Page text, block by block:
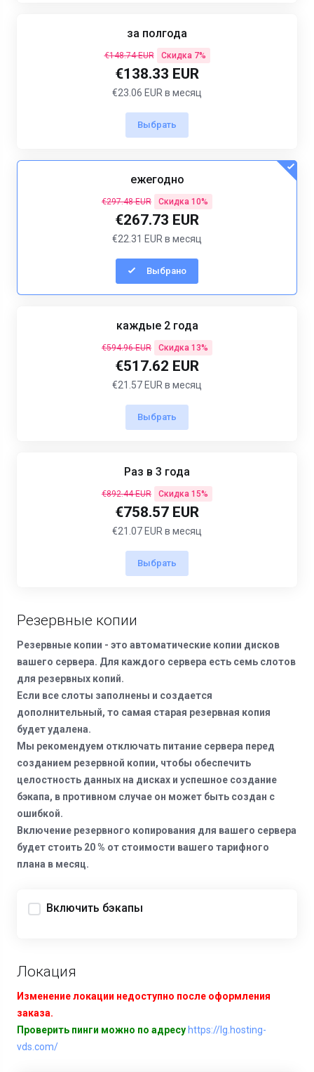
за полгода
€148.74 EUR Скидка 7%
€138.33 EUR
€23.06 EUR в месяц
Выбрать
ежегодно
€297.48 EUR Скидка 10%
€267.73 EUR
€22.31 EUR в месяц
Выбрано
каждые 2 года
€594.96 EUR Скидка 13%
€517.62 EUR
€21.57 EUR в месяц
Выбрать
Раз в 3 года
€892.44 EUR Скидка 15%
€758.57 EUR
€21.07 EUR в месяц
Выбрать
Резервные копии
Резервные копии - это автоматические копии дисков
вашего сервера. Для каждого сервера есть семь слотов
для резервных копий.
Если все слоты заполнены и создается
дополнительный, то самая старая резервная копия
будет удалена.
Мы рекомендуем отключать питание сервера перед
созданием резервной копии, чтобы обеспечить
целостность данных на дисках и успешное создание
бэкапа, в противном случае он может быть создан с
ошибкой.
Включение резервного копирования для вашего сервера
будет стоить 20 % от стоимости вашего тарифного
плана в месяц.
Включить бэкапы
Локация
Изменение локации недоступно после оформления
заказа.
Проверить пинги можно по адресу https://lg.hosting-
vds.com/